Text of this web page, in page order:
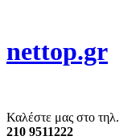
nettop.gr
Καλέστε μας στο τηλ.
210 9511222